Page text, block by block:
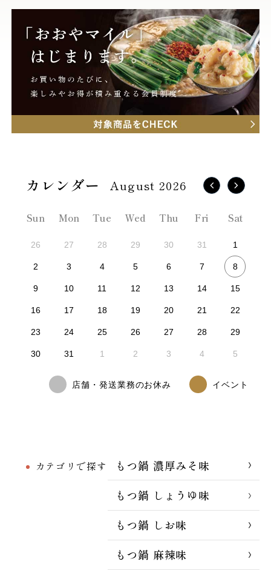
カテゴリで探す
もつ鍋 濃厚みそ味
もつ鍋 しょうゆ味
もつ鍋 しお味
もつ鍋 麻辣味
August 2026
Sun Mon Tue Wed Thu Fri Sat
26 27 28 29 30 31 1
2 3 4 5 6 7 8
9 10 11 12 13 14 15
16 17 18 19 20 21 22
23 24 25 26 27 28 29
30 31 1 2 3 4 5
店舗・発送業務のお休み イベント